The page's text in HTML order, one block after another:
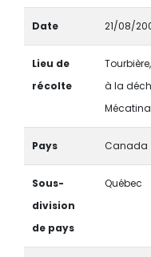
Date 21/08/
Lieu de
récolte
à la
Mécatina
Pays Canada
Sous-
division
de pays
Québec